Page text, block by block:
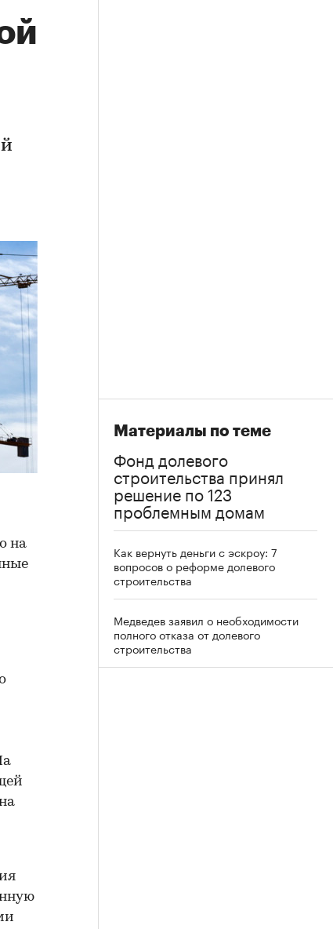
на
Материалы по теме
Фонд долевого
строительства принял
решение по 123
проблемным домам
Как вернуть деньги с эскроу: 7
вопросов о реформе долевого
строительства
Медведев заявил о необходимости
полного отказа от долевого
строительства